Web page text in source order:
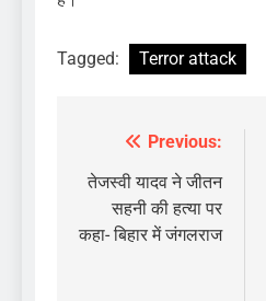
Tagged: Terror attack
Post
navigation
Previous:
तेजस्वी यादव ने जीतन
सहनी की हत्या पर
कहा- बिहार में जंगलराज